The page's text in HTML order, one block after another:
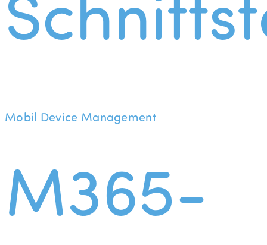
Mobil Device Management
M365-